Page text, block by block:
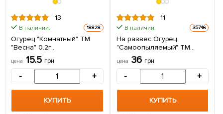
13
В наличии. 18828
Огурец "Комнатный" ТМ
"Весна" 0.2г
(самоопыляемый)
цена 15.5 грн
- +
КУПИТЬ
11
В наличии. 35746
На развес Огурец
"Самоопыляемый" ТМ
"Весна" цена за 1г
(самоопыляемый)
цена 36 грн
- +
КУПИТЬ